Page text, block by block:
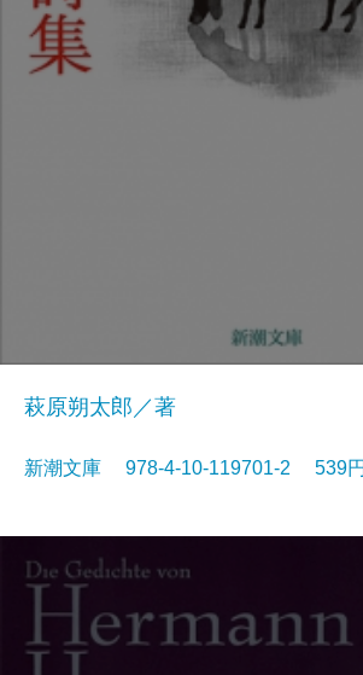
萩原朔太郎／著
新潮文庫 978-4-10-119701-2 539